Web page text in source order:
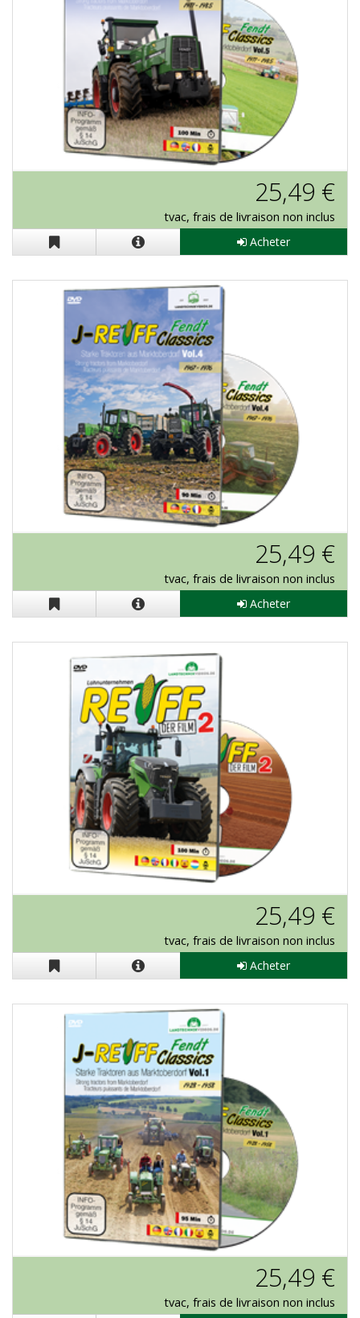
J-Reiff "Fendt Classics Vol. 5" en DVD
25,49 €
tvac, frais de livraison non inclus
Acheter
J-Reiff "Fendt Classics Vol. 4" en DVD
25,49 €
tvac, frais de livraison non inclus
Acheter
25,49 €
tvac, frais de livraison non inclus
Acheter
J-Reiff "Fendt Classics Vol. 1" en DVD
25,49 €
tvac, frais de livraison non inclus